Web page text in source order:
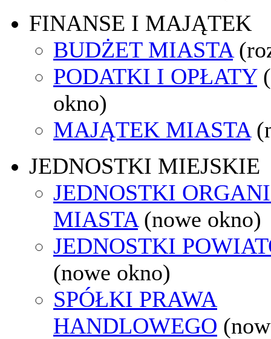
FINANSE I MAJĄTEK
BUDŻET MIASTA
PODATKI I OPŁATY
okno)
MAJĄTEK MIASTA
JEDNOSTKI MIEJSKIE
JEDNOSTKI
MIASTA (nowe okno)
JEDNOSTKI
(nowe okno)
SPÓŁKI PRAWA
HANDLOWEGO